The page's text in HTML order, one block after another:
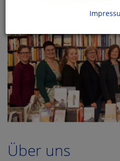
Über uns